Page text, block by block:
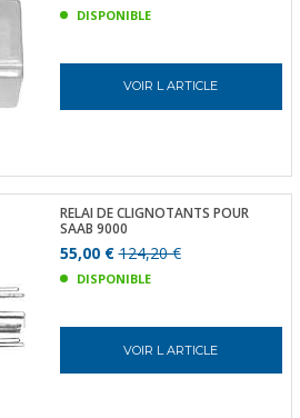
DISPONIBLE
VOIR L ARTICLE
RELAI DE CLIGNOTANTS POUR
SAAB 9000
55,00 €124,20 €
DISPONIBLE
VOIR L ARTICLE